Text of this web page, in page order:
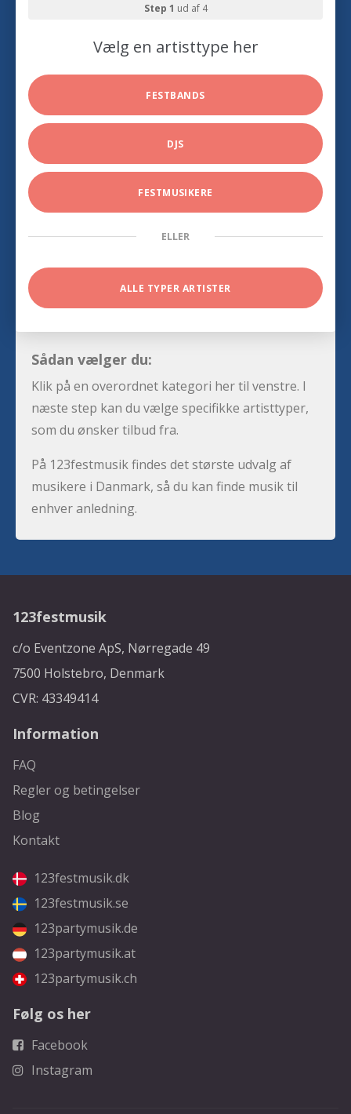
Step 1 ud af 4
Vælg en artisttype her
FESTBANDS
DJS
FESTMUSIKERE
ELLER
ALLE TYPER ARTISTER
Sådan vælger du:
Klik på en overordnet kategori her til venstre. I
næste step kan du vælge specifikke artisttyper,
som du ønsker tilbud fra.
På 123festmusik findes det største udvalg af
musikere i Danmark, så du kan finde musik til
enhver anledning.
123festmusik
c/o Eventzone ApS, Nørregade 49
7500 Holstebro, Denmark
CVR: 43349414
Information
FAQ
Regler og betingelser
Blog
Kontakt
123festmusik.dk
123festmusik.se
123partymusik.de
123partymusik.at
123partymusik.ch
Følg os her
Facebook
Instagram